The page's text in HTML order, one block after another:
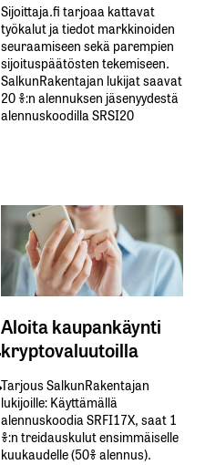
Sijoittaja.fi tarjoaa kattavat
työkalut ja tiedot markkinoiden
seuraamiseen sekä parempien
sijoituspäätösten tekemiseen.
SalkunRakentajan lukijat saavat
20 %:n alennuksen jäsenyydestä
alennuskoodilla SRSI20
Aloita kaupankäynti
kryptovaluutoilla
Tarjous SalkunRakentajan
lukijoille: Käyttämällä​ ​
alennuskoodia​ ​SRFI17X,​ ​saat​ ​1
%:n treidauskulut​ ​ensimmäiselle​ ​
kuukaudelle​ ​(50%​ ​alennus).